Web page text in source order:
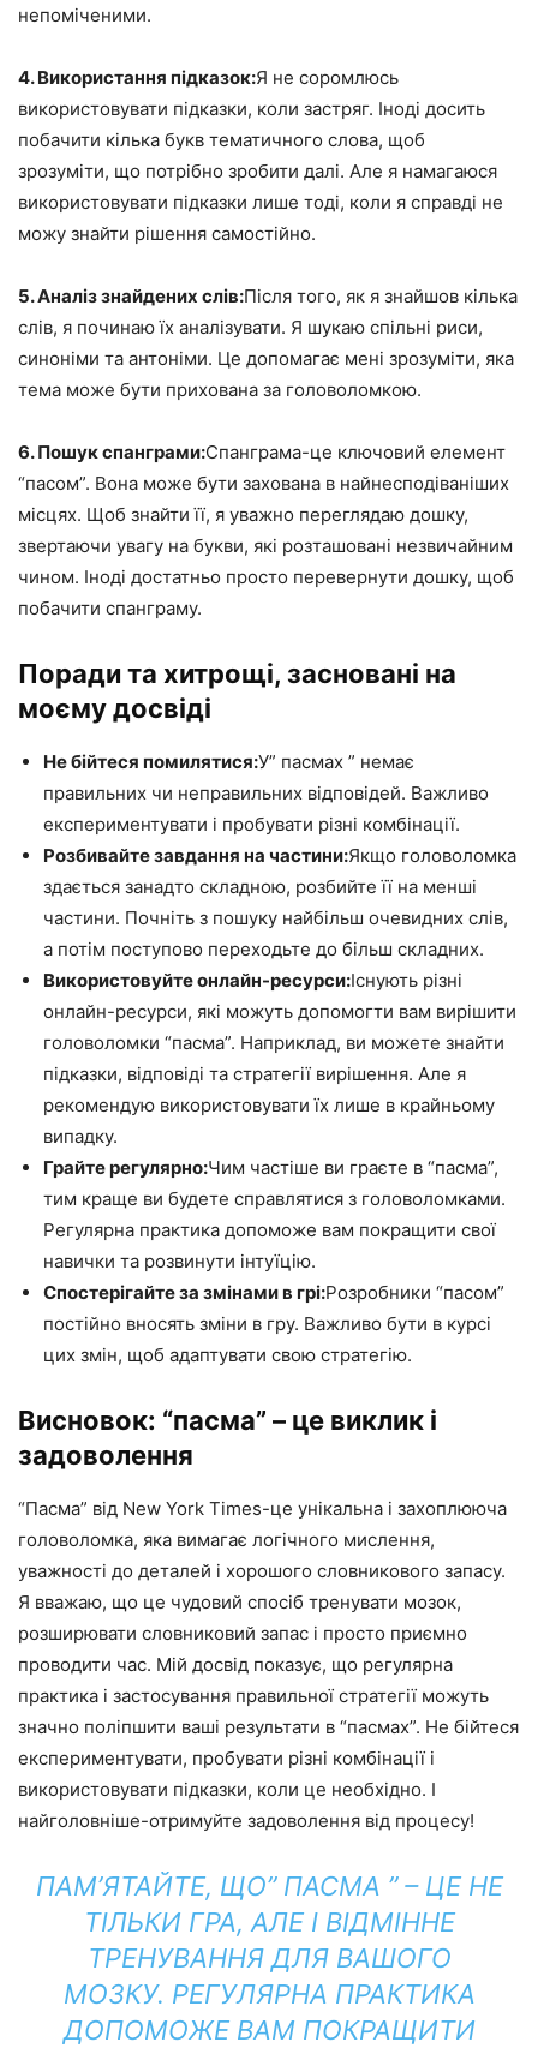
непоміченими.
4. Використання підказок:Я не соромлюсь
використовувати підказки, коли застряг. Іноді досить
побачити кілька букв тематичного слова, щоб
зрозуміти, що потрібно зробити далі. Але я намагаюся
використовувати підказки лише тоді, коли я справді не
можу знайти рішення самостійно.
5. Аналіз знайдених слів:Після того, як я знайшов кілька
слів, я починаю їх аналізувати. Я шукаю спільні риси,
синоніми та антоніми. Це допомагає мені зрозуміти, яка
тема може бути прихована за головоломкою.
6. Пошук спанграми:Спанграма-це ключовий елемент
“пасом”. Вона може бути захована в найнесподіваніших
місцях. Щоб знайти її, я уважно переглядаю дошку,
звертаючи увагу на букви, які розташовані незвичайним
чином. Іноді достатньо просто перевернути дошку, щоб
побачити спанграму.
Поради та хитрощі, засновані на
моєму досвіді
Не бійтеся помилятися:У” пасмах ” немає
правильних чи неправильних відповідей. Важливо
експериментувати і пробувати різні комбінації.
Розбивайте завдання на частини:Якщо головоломка
здається занадто складною, розбийте її на менші
частини. Почніть з пошуку найбільш очевидних слів,
а потім поступово переходьте до більш складних.
Використовуйте онлайн-ресурси:Існують різні
онлайн-ресурси, які можуть допомогти вам вирішити
головоломки “пасма”. Наприклад, ви можете знайти
підказки, відповіді та стратегії вирішення. Але я
рекомендую використовувати їх лише в крайньому
випадку.
Грайте регулярно:Чим частіше ви граєте в “пасма”,
тим краще ви будете справлятися з головоломками.
Регулярна практика допоможе вам покращити свої
навички та розвинути інтуїцію.
Спостерігайте за змінами в грі:Розробники “пасом”
постійно вносять зміни в гру. Важливо бути в курсі
цих змін, щоб адаптувати свою стратегію.
Висновок: “пасма” – це виклик і
задоволення
“Пасма” від New York Times-це унікальна і захоплююча
головоломка, яка вимагає логічного мислення,
уважності до деталей і хорошого словникового запасу.
Я вважаю, що це чудовий спосіб тренувати мозок,
розширювати словниковий запас і просто приємно
проводити час. Мій досвід показує, що регулярна
практика і застосування правильної стратегії можуть
значно поліпшити ваші результати в “пасмах”. Не бійтеся
експериментувати, пробувати різні комбінації і
використовувати підказки, коли це необхідно. І
найголовніше-отримуйте задоволення від процесу!
ПАМ’ЯТАЙТЕ, ЩО” ПАСМА ” – ЦЕ НЕ
ТІЛЬКИ ГРА, АЛЕ І ВІДМІННЕ
ТРЕНУВАННЯ ДЛЯ ВАШОГО
МОЗКУ. РЕГУЛЯРНА ПРАКТИКА
ДОПОМОЖЕ ВАМ ПОКРАЩИТИ